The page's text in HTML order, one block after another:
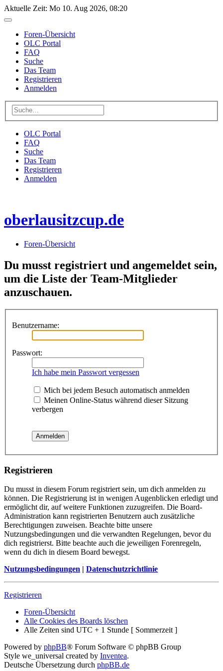
Aktuelle Zeit: Mo 10. Aug 2026, 08:20
Foren-Übersicht
OLC Portal
FAQ
Suche
Das Team
Registrieren
Anmelden
OLC Portal
FAQ
Suche
Das Team
Registrieren
Anmelden
oberlausitzcup.de
Foren-Übersicht
Du musst registriert und angemeldet sein,
um die Liste der Team-Mitglieder
anzuschauen.
Benutzername:
Passwort:
Ich habe mein Passwort vergessen
Mich bei jedem Besuch automatisch anmelden
Meinen Online-Status während dieser Sitzung
verbergen
Registrieren
Du musst in diesem Forum registriert sein, um dich anmelden zu
können. Die Registrierung ist in wenigen Augenblicken erledigt und
ermöglicht dir, auf weitere Funktionen zuzugreifen. Die Board-
Administration kann registrierten Benutzern auch zusätzliche
Berechtigungen zuweisen. Beachte bitte unsere
Nutzungsbedingungen und die verwandten Regelungen, bevor du
dich registrierst. Bitte beachte auch die jeweiligen Forenregeln,
wenn du dich in diesem Board bewegst.
Nutzungsbedingungen | Datenschutzrichtlinie
Registrieren
Foren-Übersicht
Alle Cookies des Boards löschen
Alle Zeiten sind UTC + 1 Stunde [ Sommerzeit ]
Powered by phpBB® Forum Software © phpBB Group
Style we_universal created by Inventea.
Deutsche Übersetzung durch phpBB.de